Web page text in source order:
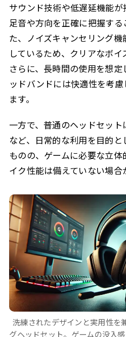
サウンド技術や低遅延機能
足音や方向を正確に把握する
た、ノイズキャンセリング
しているため、クリアなボイ
さらに、長時間の使用を想
ッドバンドには快適性を考
ます。
一方で、普通のヘッドセッ
など、日常的な利用を目的
ものの、ゲームに必要な立
イク性能は備えていない場合
洗練されたデザインと実用性を
グヘッドセット。ゲームの没入